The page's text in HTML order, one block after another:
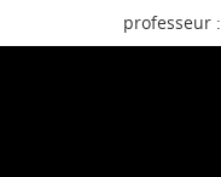
professeur :